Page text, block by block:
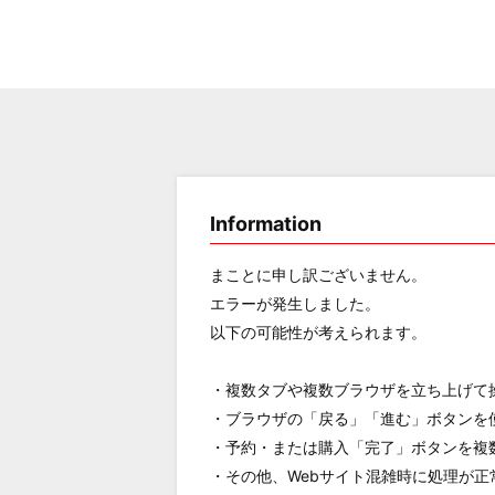
Information
まことに申し訳ございません。
エラーが発生しました。
以下の可能性が考えられます。
・複数タブや複数ブラウザを立ち上げ
・ブラウザの「戻る」「進む」ボタン
・予約・または購入「完了」ボタンを
・その他、Webサイト混雑時に処理が